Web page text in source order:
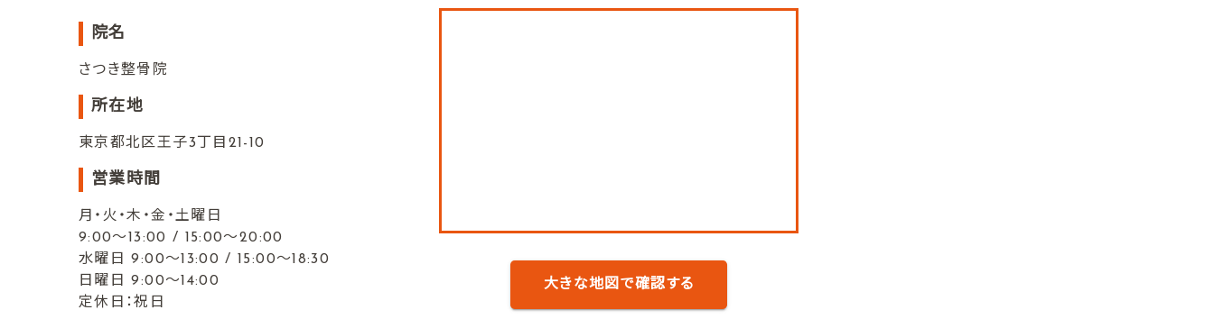
院名
さつき整骨院
所在地
東京都北区王子3丁目21-10
営業時間
月・火・木・金・土曜日
9:00〜13:00 / 15:00〜20:00
水曜日 9:00〜13:00 / 15:00〜18:30
日曜日 9:00〜14:00
定休日：祝日
大きな地図で確認する